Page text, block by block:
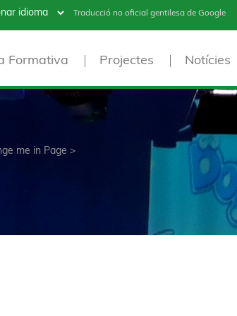
Traducció no oficial gentilesa de Google
Formativa Projectes Notícies
me in Page >